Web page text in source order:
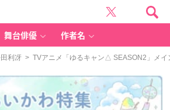
舞台俳優 作者名
利冴 > TVアニメ「ゆるキャン△ SEASON2」メイ